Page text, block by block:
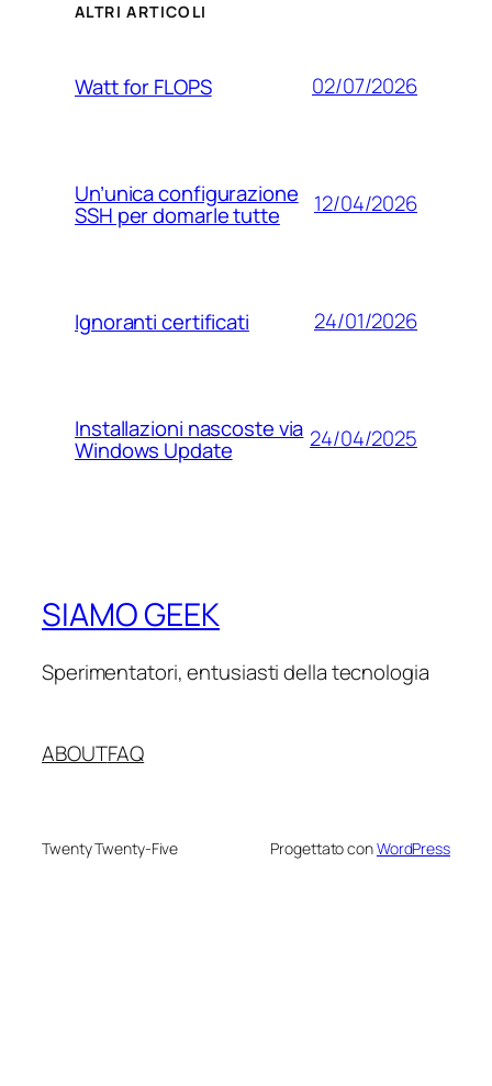
ALTRI ARTICOLI
Watt for FLOPS 02/07/2026
Un’unica configurazione
SSH per domarle tutte 12/04/2026
Ignoranti certificati 24/01/2026
Installazioni nascoste via
Windows Update 24/04/2025
SIAMO GEEK
Sperimentatori, entusiasti della tecnologia
ABOUTFAQ
Twenty Twenty-Five Progettato conWordPress